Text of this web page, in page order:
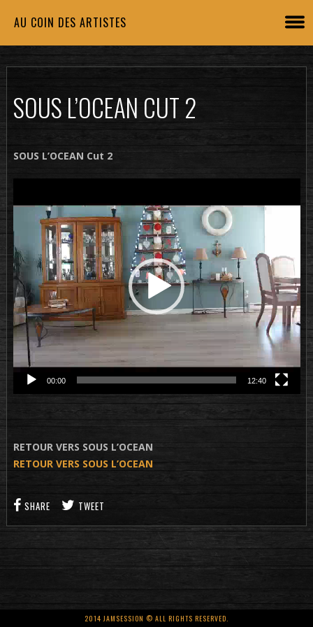
AU COIN DES ARTISTES
SOUS L’OCEAN CUT 2
SOUS L’OCEAN Cut 2
vidéo
00:00 12:40
RETOUR VERS SOUS L’OCEAN
RETOUR VERS SOUS L’OCEAN
SHARE TWEET
2014 JAMSESSION © ALL RIGHTS RESERVED.